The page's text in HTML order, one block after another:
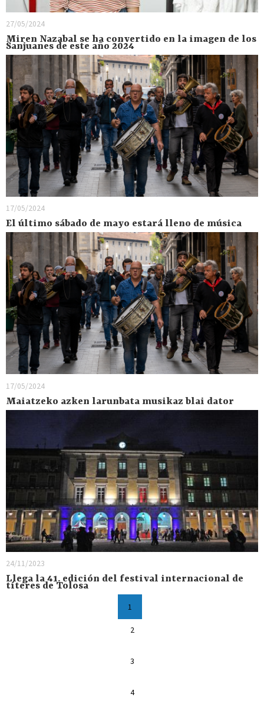
27/05/2024
Miren Nazabal se ha convertido en la imagen de los
Sanjuanes de este año 2024
17/05/2024
El último sábado de mayo estará lleno de música
17/05/2024
Maiatzeko azken larunbata musikaz blai dator
24/11/2023
Llega la 41. edición del festival internacional de
títeres de Tolosa
1
2
3
4